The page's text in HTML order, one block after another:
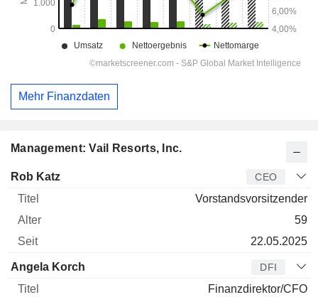
Management: Vail Resorts, Inc.
Manager
Rob Katz CEO
Vorstandsvorsitzender
59
22.05.2025
Angela Korch DFI
Finanzdirektor/CFO
Mehr Finanzdaten